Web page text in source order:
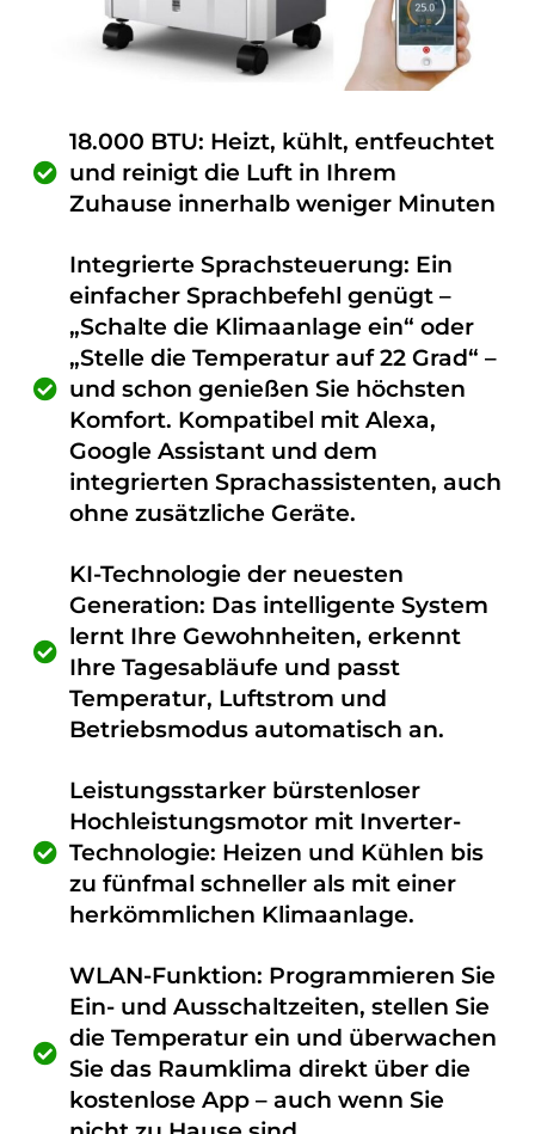
18.000 BTU: Heizt, kühlt, entfeuchtet
und reinigt die Luft in Ihrem
Zuhause innerhalb weniger Minuten
Integrierte Sprachsteuerung: Ein
einfacher Sprachbefehl genügt –
„Schalte die Klimaanlage ein“ oder
„Stelle die Temperatur auf 22 Grad“ –
und schon genießen Sie höchsten
Komfort. Kompatibel mit Alexa,
Google Assistant und dem
integrierten Sprachassistenten, auch
ohne zusätzliche Geräte.
KI-Technologie der neuesten
Generation: Das intelligente System
lernt Ihre Gewohnheiten, erkennt
Ihre Tagesabläufe und passt
Temperatur, Luftstrom und
Betriebsmodus automatisch an.
Leistungsstarker bürstenloser
Hochleistungsmotor mit Inverter-
Technologie: Heizen und Kühlen bis
zu fünfmal schneller als mit einer
herkömmlichen Klimaanlage.
WLAN-Funktion: Programmieren Sie
Ein- und Ausschaltzeiten, stellen Sie
die Temperatur ein und überwachen
Sie das Raumklima direkt über die
kostenlose App – auch wenn Sie